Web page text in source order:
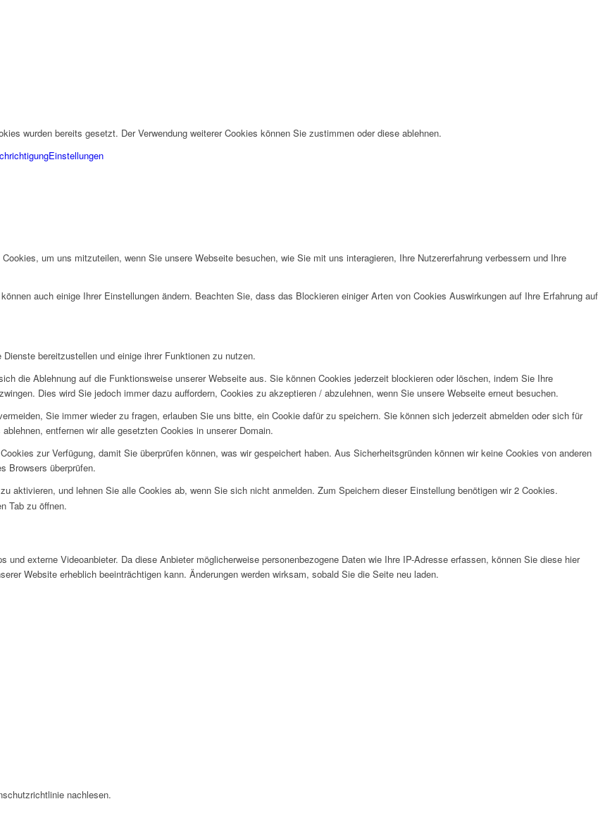
wurden bereits gesetzt. Der Verwendung weiterer Cookies können Sie zustimmen oder diese ablehnen.
Einstellungen
um uns mitzuteilen, wenn Sie unsere Webseite besuchen, wie Sie mit uns interagieren, Ihre Nutzererfahrung verbessern und Ihre
auch einige Ihrer Einstellungen ändern. Beachten Sie, dass das Blockieren einiger Arten von Cookies Auswirkungen auf Ihre Erfahrung auf
bereitzustellen und einige ihrer Funktionen zu nutzen.
die Ablehnung auf die Funktionsweise unserer Webseite aus. Sie können Cookies jederzeit blockieren oder löschen, indem Sie Ihre
Dies wird Sie jedoch immer dazu auffordern, Cookies zu akzeptieren / abzulehnen, wenn Sie unsere Webseite erneut besuchen.
Sie immer wieder zu fragen, erlauben Sie uns bitte, ein Cookie dafür zu speichern. Sie können sich jederzeit abmelden oder sich für
entfernen wir alle gesetzten Cookies in unserer Domain.
zur Verfügung, damit Sie überprüfen können, was wir gespeichert haben. Aus Sicherheitsgründen können wir keine Cookies von anderen
Browsers überprüfen.
aktivieren, und lehnen Sie alle Cookies ab, wenn Sie sich nicht anmelden. Zum Speichern dieser Einstellung benötigen wir 2 Cookies.
Tab zu öffnen.
externe Videoanbieter. Da diese Anbieter möglicherweise personenbezogene Daten wie Ihre IP-Adresse erfassen, können Sie diese hier
Website erheblich beeinträchtigen kann. Änderungen werden wirksam, sobald Sie die Seite neu laden.
nachlesen.